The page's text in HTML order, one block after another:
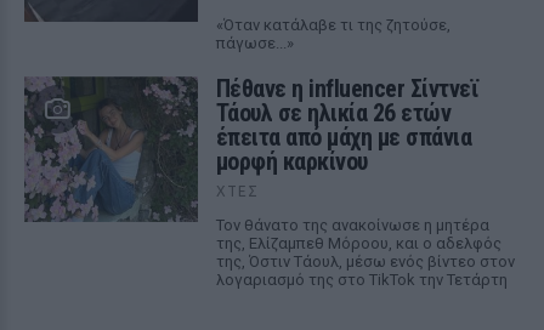
«Όταν κατάλαβε τι της ζητούσε,
πάγωσε...»
Πέθανε η influencer Σίντνεϊ
Τάουλ σε ηλικία 26 ετών
έπειτα από μάχη με σπάνια
μορφή καρκίνου
ΧΤΕΣ
Τον θάνατο της ανακοίνωσε η μητέρα
της, Ελίζαμπεθ Μόροου, και ο αδελφός
της, Όστιν Τάουλ, μέσω ενός βίντεο στον
λογαριασμό της στο TikTok την Τετάρτη